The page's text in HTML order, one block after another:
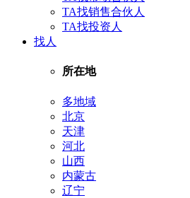
TA找销售合伙人
TA找投资人
找人
所在地
多地域
北京
天津
河北
山西
内蒙古
辽宁